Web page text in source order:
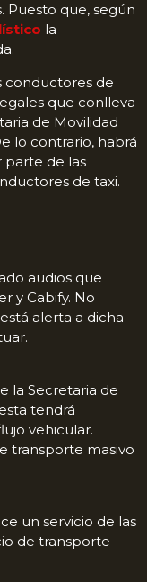
Puesto que, según
la
conductores de
que conlleva
de Movilidad
lo contrario, habrá
parte de las
de taxi.
audios que
y Cabify. No
alerta a dicha
la Secretaria de
tendrá
vehicular.
transporte masivo
un servicio de las
de transporte